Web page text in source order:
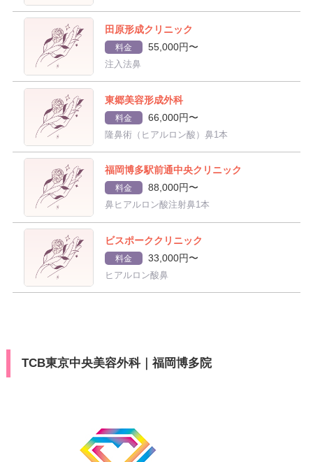
田原形成クリニック
料金 55,000円〜
注入法鼻
東郷美容形成外科
料金 66,000円〜
隆鼻術（ヒアルロン酸）鼻1本
福岡博多駅前通中央クリニック
料金 88,000円〜
鼻ヒアルロン酸注射鼻1本
ビスポーククリニック
料金 33,000円〜
ヒアルロン酸鼻
TCB東京中央美容外科｜福岡博多院